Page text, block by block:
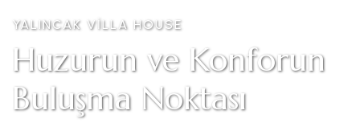
YALINCAK VİLLA HOUSE
Huzurun ve Konforun
Buluşma Noktası